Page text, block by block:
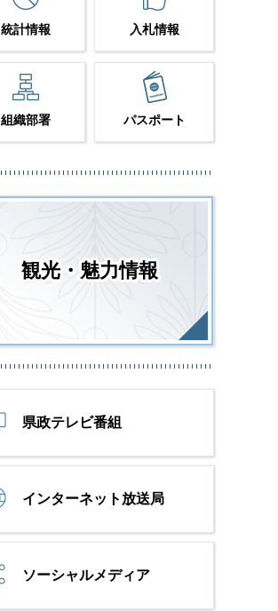
統計情報 入札情報
組織部署 パスポート
観光・魅力情報
県政テレビ番組
インターネット放送局
ソーシャルメディア